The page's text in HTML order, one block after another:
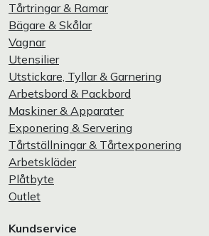
Tårtringar & Ramar
Bägare & Skålar
Vagnar
Utensilier
Utstickare, Tyllar & Garnering
Arbetsbord & Packbord
Maskiner & Apparater
Exponering & Servering
Tårtställningar & Tårtexponering
Arbetskläder
Plåtbyte
Outlet
Kundservice